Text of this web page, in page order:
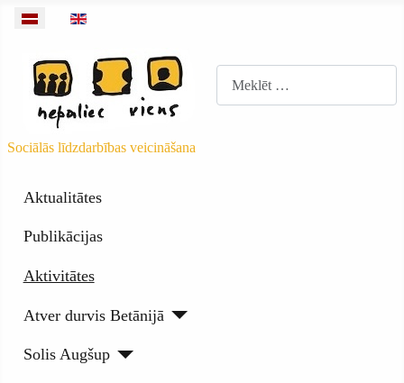
Izvēlieties valodu
Sociālās līdzdarbības veicināšana
Aktualitātes
Publikācijas
Aktivitātes
Atver durvis Betānijā
Solis Augšup